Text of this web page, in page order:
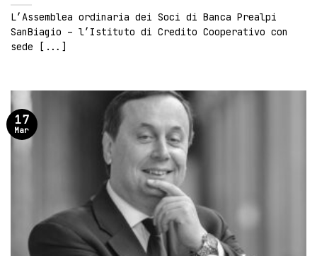
L’Assemblea ordinaria dei Soci di Banca Prealpi
SanBiagio – l’Istituto di Credito Cooperativo con
sede [...]
17
Mar